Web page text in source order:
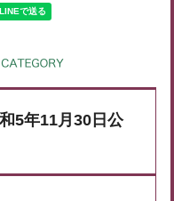
5年11月30日公